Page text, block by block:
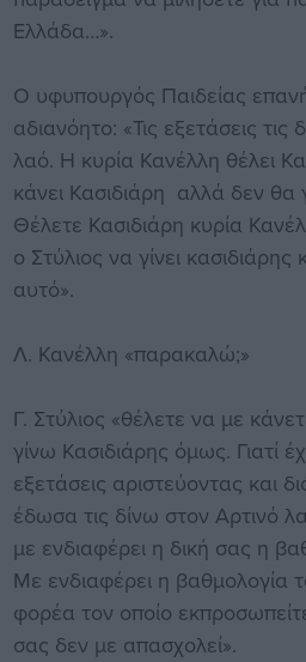
Ελλάδα…».
Ο υφυπουργός Παιδείας
αδιανόητο: «Τις εξετάσεις τις
λαό. Η κυρία Κανέλλη θέλει
κάνει Κασιδιάρη αλλά δεν θα
Θέλετε Κασιδιάρη κυρία
ο Στύλιος να γίνει
αυτό».
Λ. Κανέλλη «παρακαλώ;»
Γ. Στύλιος «θέλετε να με
γίνω Κασιδιάρης όμως. Γιατί
εξετάσεις αριστεύοντας και
έδωσα τις δίνω στον Αρτινό
με ενδιαφέρει η δική σας η
Με ενδιαφέρει η βαθμολογία
φορέα τον οποίο
σας δεν με απασχολεί».